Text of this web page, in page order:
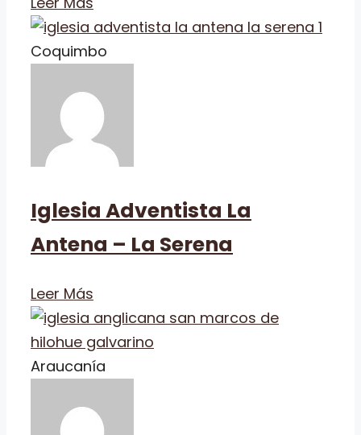
Coquimbo
Iglesia Adventista La
Antena – La Serena
Leer Más
Araucanía